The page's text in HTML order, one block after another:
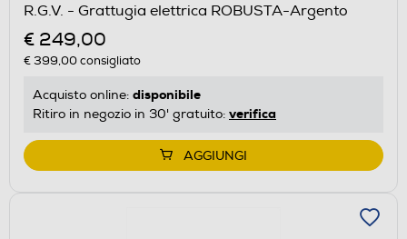
R.G.V. - Grattugia elettrica ROBUSTA-Argento
€ 249,00
€ 399,00consigliato
Acquisto online: disponibile
Ritiro in negozio in 30' gratuito: verifica
AGGIUNGI